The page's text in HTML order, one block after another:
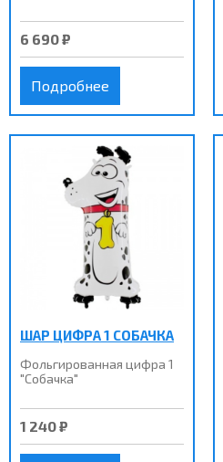
6 690 ₽
Подробнее
ШАР ЦИФРА 1 СОБАЧКА
Фольгированная цифра 1
"Собачка"
1 240 ₽